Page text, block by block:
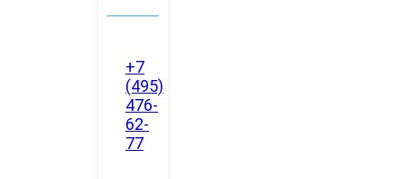
+7
(495)
476-
62-
77